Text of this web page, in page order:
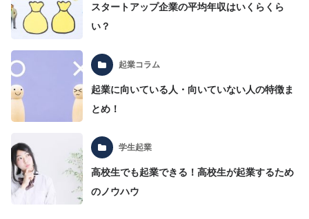
スタートアップ企業の平均年収はいくらくら
い？
起業コラム
起業に向いている人・向いていない人の特徴ま
とめ！
学生起業
高校生でも起業できる！高校生が起業するため
のノウハウ